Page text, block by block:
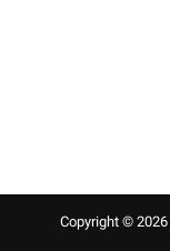
Copyright © 2026